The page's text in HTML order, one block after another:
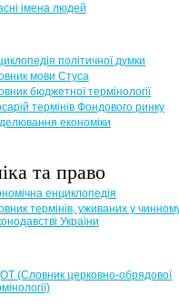
імена людей
політичної думки
мови Стуса
бюджетної термінології
термінів Фондового ринку
економіки
та право
енциклопедія
термінів, уживаних у
України
(Словник церковно-обрядової